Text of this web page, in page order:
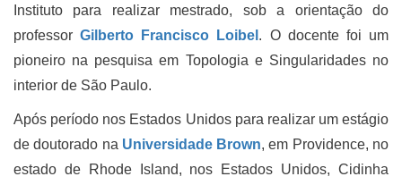
Instituto para realizar mestrado, sob a orientação do
professorGilberto Francisco Loibel . O docente foi um
pioneiro na pesquisa em Topologia e Singularidades no
interior de São Paulo.
Após período nos Estados Unidos para realizar um estágio
de doutorado na Universidade Brown, em Providence, no
estado de Rhode Island, nos Estados Unidos, Cidinha